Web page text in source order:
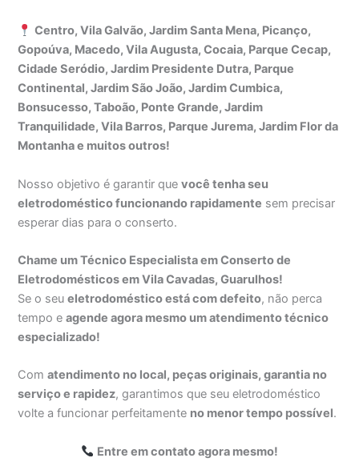
Centro, Vila Galvão, Jardim Santa Mena, Picanço,
Gopoúva, Macedo, Vila Augusta, Cocaia, Parque Cecap,
Cidade Seródio, Jardim Presidente Dutra, Parque
Continental, Jardim São João, Jardim Cumbica,
Bonsucesso, Taboão, Ponte Grande, Jardim
Tranquilidade, Vila Barros, Parque Jurema, Jardim Flor da
Montanha e muitos outros!
Nosso objetivo é garantir quevocê tenha seu
eletrodoméstico funcionando rapidamente sem precisar
esperar dias para o conserto.
Chame um Técnico Especialista em Conserto de
Eletrodomésticos em Vila Cavadas, Guarulhos!
Se o seueletrodoméstico está com defeito, não perca
tempo eagende agora mesmo um atendimento técnico
especializado!
Comatendimento no local, peças originais, garantia no
serviço e rapidez, garantimos que seu eletrodoméstico
volte a funcionar perfeitamente no menor tempo possível.
Entre em contato agora mesmo!